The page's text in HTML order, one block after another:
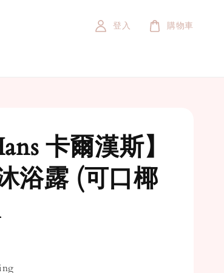
登入 購物車
卡爾漢斯】
浴露 (可口椰